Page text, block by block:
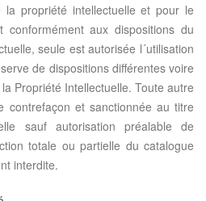
la propriété intellectuelle et pour le
aux dispositions du
seule est autorisée l´utilisation
de dispositions différentes voire
Propriété Intellectuelle. Toute autre
contrefaçon et sanctionnée au titre
sauf autorisation préalable de
totale ou partielle du catalogue
interdite.